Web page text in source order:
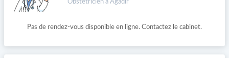
Obstétricien à Agadir
Pas de rendez-vous disponible en ligne. Contactez le cabinet.